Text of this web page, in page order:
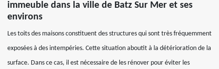
immeuble dans la ville de Batz Sur Mer et ses
environs
Les toits des maisons constituent des structures qui sont très fréquemment
exposées à des intempéries. Cette situation aboutit à la détérioration de la
surface. Dans ce cas, il est nécessaire de les rénover pour éviter les